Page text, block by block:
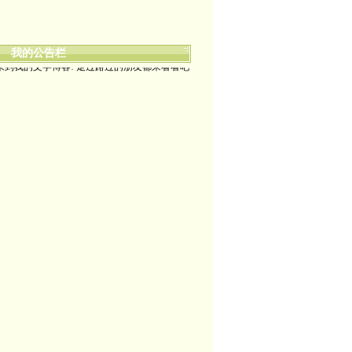
我的公告栏
到我的文学博客! 走过路过的朋友都来看看吧